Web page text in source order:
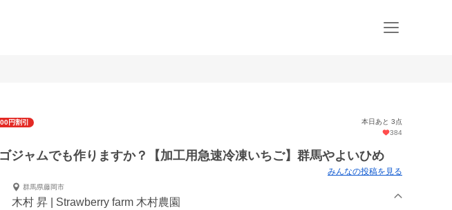
円割引
本日あと 3点
384
ジャムでも作りますか？【加工用急速冷凍いちご】群馬やよいひめ
みんなの投稿を見る
群馬県藤岡市
木村 昇 | Strawberry farm 木村農園